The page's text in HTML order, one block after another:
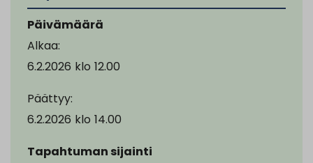
Päivämäärä
Alkaa:
6.2.2026 klo 12.00
Päättyy:
6.2.2026 klo 14.00
Tapahtuman sijainti